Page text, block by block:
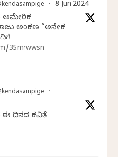
· 8 Jun 2024
ಅಮೇರಿಕ
ಅಂಕಣ “ಅನೇಕ
35mrwwsn
·
ಈ ದಿನದ ಕವಿತೆ